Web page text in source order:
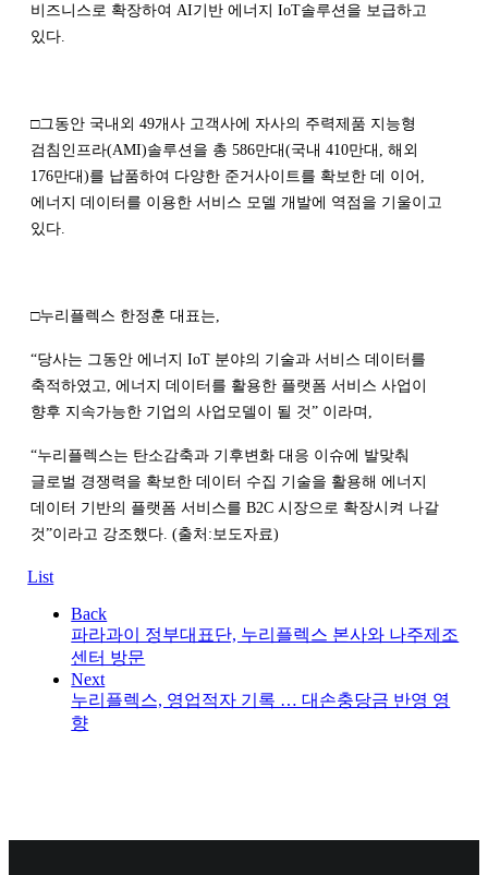
비즈니스로 확장하여 AI기반 에너지 IoT솔루션을 보급하고
있다.
□그동안 국내외 49개사 고객사에 자사의 주력제품 지능형
검침인프라(AMI)솔루션을 총 586만대(국내 410만대, 해외
176만대)를 납품하여 다양한 준거사이트를 확보한 데 이어,
에너지 데이터를 이용한 서비스 모델 개발에 역점을 기울이고
있다.
□누리플렉스 한정훈 대표는,
“당사는 그동안 에너지 IoT 분야의 기술과 서비스 데이터를
축적하였고, 에너지 데이터를 활용한 플랫폼 서비스 사업이
향후 지속가능한 기업의 사업모델이 될 것” 이라며,
“누리플렉스는 탄소감축과 기후변화 대응 이슈에 발맞춰
글로벌 경쟁력을 확보한 데이터 수집 기술을 활용해 에너지
데이터 기반의 플랫폼 서비스를 B2C 시장으로 확장시켜 나갈
것”이라고 강조했다. (출처:보도자료)
List
Back
파라과이 정부대표단, 누리플렉스 본사와 나주제조
센터 방문
Next
누리플렉스, 영업적자 기록 … 대손충당금 반영 영
향